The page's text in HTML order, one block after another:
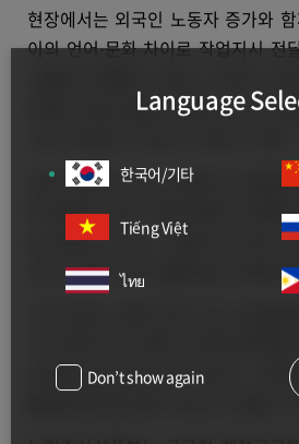
현장에서는 외국인 노동자 증가와
이의 언어·문화 차이로 작업지시 전
부족이 작업 효율 저하뿐 아니라 인
이번 소통가이드는 농장주가 현장에
록 휴대가 쉬운
쪽 분량의 포켓북
필리핀, 라오스 캄보디아 ,
국인 노동자 주요 송출국을 고려해
8
농작업 안전수칙 등이 담긴다 포
활용하면 음성지원 서비스도 받을 수
Language
한국어/기타
Tiếng Việt
ไทย
Don’t show again